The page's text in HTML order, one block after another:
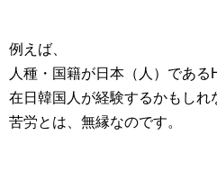
例えば、
人種・国籍が日本（人）である
在日韓国人が経験するかもしれ
苦労とは、無縁なのです。